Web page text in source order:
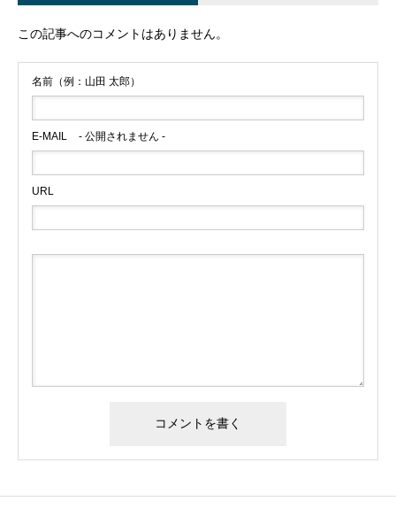
この記事へのコメントはありません。
名前（例：山田 太郎）
E-MAIL - 公開されません -
URL